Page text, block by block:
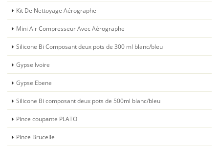
Kit De Nettoyage Aérographe
Mini Air Compresseur Avec Aérographe
Silicone Bi Composant deux pots de 300 ml blanc/bleu
Gypse Ivoire
Gypse Ebene
Silicone Bi composant deux pots de 500ml blanc/bleu
Pince coupante PLATO
Pince Brucelle